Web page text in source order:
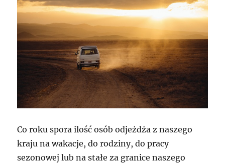
Co roku spora ilość osób odjeżdża z naszego
kraju na wakacje, do rodziny, do pracy
sezonowej lub na stałe za granice naszego